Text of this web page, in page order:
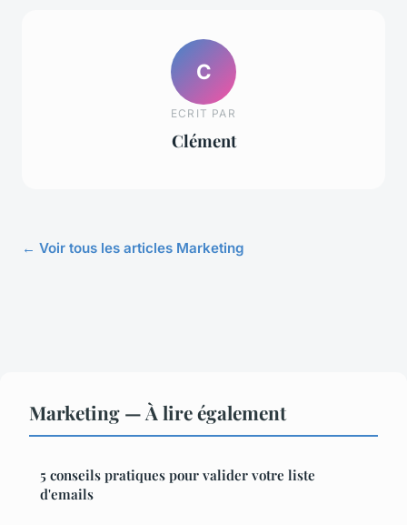
C
ECRIT PAR
Clément
← Voir tous les articles Marketing
Marketing — À lire également
5 conseils pratiques pour valider votre liste
d'emails